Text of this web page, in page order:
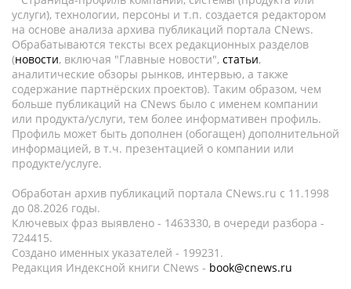
услуги), технологии, персоны и т.п. создается редактором
на основе анализа архива публикаций портала CNews.
Обрабатываются тексты всех редакционных разделов
(новости, включая "Главные новости", статьи,
аналитические обзоры рынков, интервью, а также
содержание партнёрских проектов). Таким образом, чем
больше публикаций на CNews было с именем компании
или продукта/услуги, тем более информативен профиль.
Профиль может быть дополнен (обогащен) дополнительной
информацией, в т.ч. презентацией о компании или
продукте/услуге.
Обработан архив публикаций портала CNews.ru c 11.1998
до 08.2026 годы.
Ключевых фраз выявлено - 1463330, в очереди разбора -
724415.
Создано именных указателей - 199231.
Редакция Индексной книги CNews - book@cnews.ru